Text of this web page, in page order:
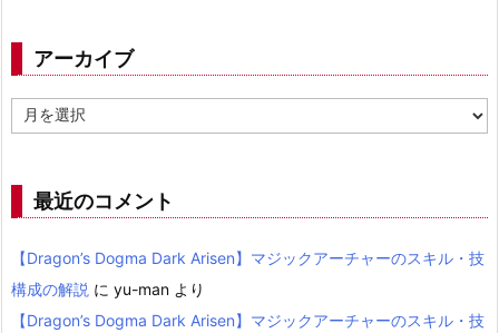
アーカイブ
ー
ブ 最近のコメント
【Dragon’s Dogma Dark Arisen】マジックアーチャーのスキル・技
構成の解説 に yu-man より
【Dragon’s Dogma Dark Arisen】マジックアーチャーのスキル・技